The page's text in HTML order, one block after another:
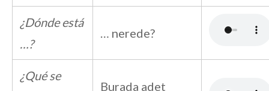
¿Dónde está
…?
… nerede?
¿Qué se
Burada adet